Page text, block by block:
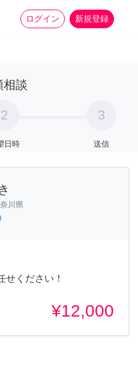
ログイン 新規登録
家事 more_horiz
相談
2
日時
3
送信
川県
せください！
¥12,000